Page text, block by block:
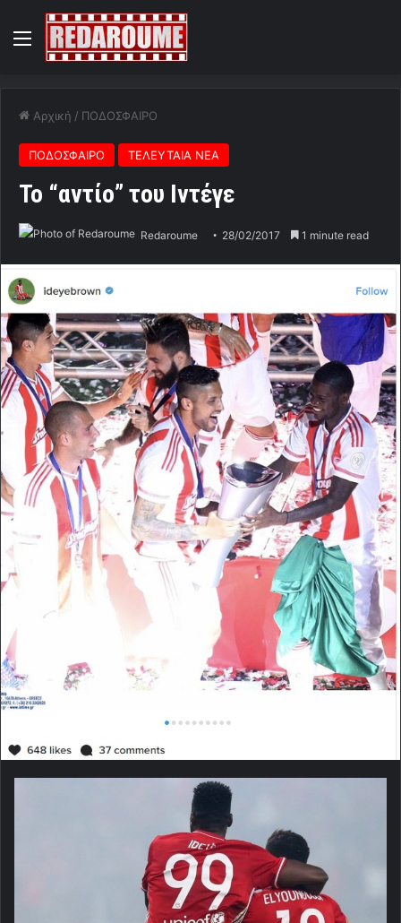
Menu
Αρχική / ΠΟΔΟΣΦΑΙΡΟ
ΠΟΔΟΣΦΑΙΡΟ ΤΕΛΕΥΤΑΙΑ ΝΕΑ
Το “αντίο” του Ιντέγε
Redaroume 28/02/2017 1 minute read